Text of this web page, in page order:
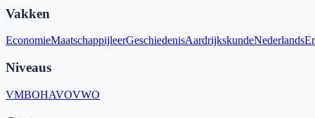
Vakken
EconomieMaatschappijleerGeschiedenisAardrijkskundeNederlands
Niveaus
VMBOHAVOVWO